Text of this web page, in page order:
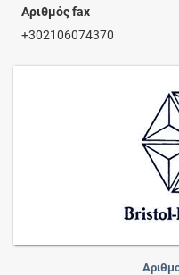
Αριθμός fax
+302106074370